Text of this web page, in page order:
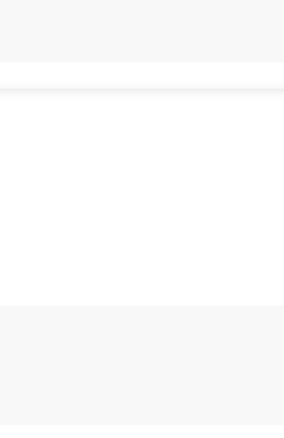
하게 찾아주세요. 늘 고객님의 든든한 지원군이
로 감사드립니다!